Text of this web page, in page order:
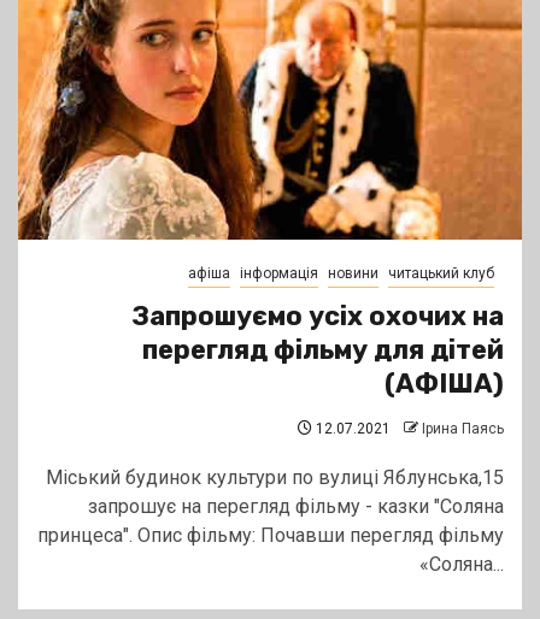
афіша інформація новини читацький клуб
Запрошуємо усіх охочих на
перегляд фільму для дітей
(АФІША)
12.07.2021 Ірина Паясь
Міський будинок культури по вулиці Яблунська,15
запрошує на перегляд фільму - казки "Соляна
принцеса". Опис фільму: Почавши перегляд фільму
«Соляна...